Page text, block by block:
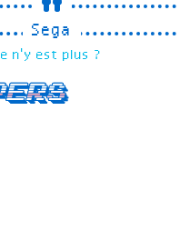
Sega
n'y est plus ?